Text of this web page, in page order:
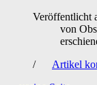
Veröffentlicht
von
/
Artikel